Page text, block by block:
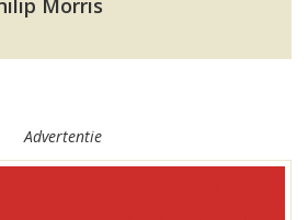
Morris
Advertentie